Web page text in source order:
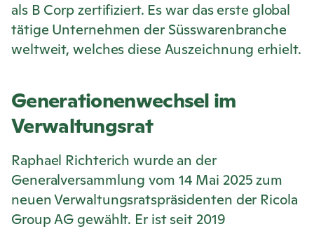
als B Corp zertifiziert. Es war das erste global
tätige Unternehmen der Süsswarenbranche
weltweit, welches diese Auszeichnung erhielt.
Generationenwechsel im
Verwaltungsrat
Raphael Richterich wurde an der
Generalversammlung vom 14 Mai 2025 zum
neuen Verwaltungsratspräsidenten der Ricola
Group AG gewählt. Er ist seit 2019